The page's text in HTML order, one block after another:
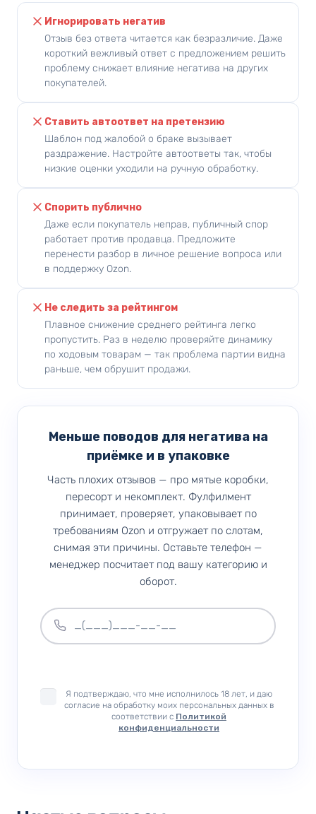
Игнорировать негатив
Отзыв без ответа читается как безразличие. Даже
короткий вежливый ответ с предложением решить
проблему снижает влияние негатива на других
покупателей.
Ставить автоответ на претензию
Шаблон под жалобой о браке вызывает
раздражение. Настройте автоответы так, чтобы
низкие оценки уходили на ручную обработку.
Спорить публично
Даже если покупатель неправ, публичный спор
работает против продавца. Предложите
перенести разбор в личное решение вопроса или
в поддержку Ozon.
Не следить за рейтингом
Плавное снижение среднего рейтинга легко
пропустить. Раз в неделю проверяйте динамику
по ходовым товарам — так проблема партии видна
раньше, чем обрушит продажи.
Меньше поводов для негатива на
приёмке и в упаковке
Часть плохих отзывов — про мятые коробки,
пересорт и некомплект. Фулфилмент
принимает, проверяет, упаковывает по
требованиям Ozon и отгружает по слотам,
снимая эти причины. Оставьте телефон —
менеджер посчитает под вашу категорию и
оборот.
Я подтверждаю, что мне исполнилось 18 лет, и даю
согласие на обработку моих персональных данных в
соответствии с Политикой
конфиденциальности